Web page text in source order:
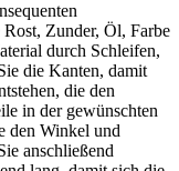
Zunder, Öl, Farbe
durch Schleifen,
die Kanten, damit
die den
in der gewünschten
den Winkel und
anschließend